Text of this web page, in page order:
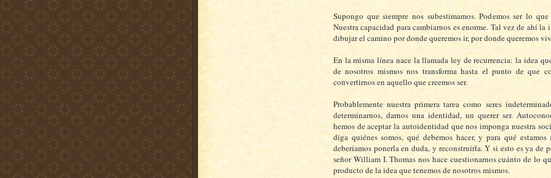
Supongo que siempre nos subestimamos. Podemos ser lo que
Nuestra capacidad para cambiarnos es enorme. Tal vez de ahí la
dibujar el camino por donde queremos ir, por donde queremos
En la misma línea nace la llamada ley de recurrencia: la idea
de nosotros mismos nos transforma hasta el punto de que
convertirnos en aquello que creemos ser.
Probablemente nuestra primera tarea como seres
determinarnos, darnos una identidad, un querer ser.
hemos de aceptar la autoidentidad que nos imponga nuestra
diga quiénes somos, qué debemos hacer, y para qué estamos
deberíamos ponerla en duda, y reconstruirla. Y si esto es ya de
señor William I. Thomas nos hace cuestionarnos cuánto de lo
producto de la idea que tenemos de nosotros mismos.